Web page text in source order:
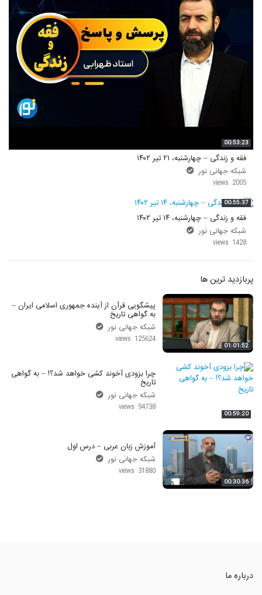
00:53:23
فقه و زندگی – چهارشنبه، ۲۱ تیر ۱۴۰۲
شبکه جهانی نور
2005 views
00:55:37
فقه و زندگی – چهارشنبه، ۱۴ تیر ۱۴۰۲
شبکه جهانی نور
1428 views
پربازدید ترین ها
01:01:52
پیشگویی قرآن از آینده جمهوری اسلامی ایران –
به گواهی تاریخ
شبکه جهانی نور
125624 views
00:59:20
چرا بزودی آخوند کشی خواهد شد؟! – به گواهی
تاریخ
شبکه جهانی نور
94738 views
00:30:36
آموزش زبان عربی – درس اول
شبکه جهانی نور
31880 views
درباره ما